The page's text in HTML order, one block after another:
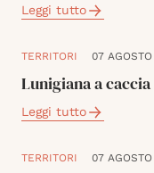
Leggi tutto
TERRITORI 07
Lunigiana a
Leggi tutto
TERRITORI 07